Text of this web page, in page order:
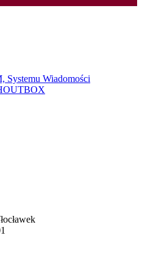
Systemu Wiadomości